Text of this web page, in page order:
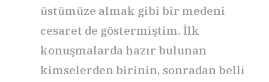
üstümüze almak gibi bir medeni
cesaret de göstermiştim. İlk
konuşmalarda hazır bulunan
kimselerden birinin, sonradan belli